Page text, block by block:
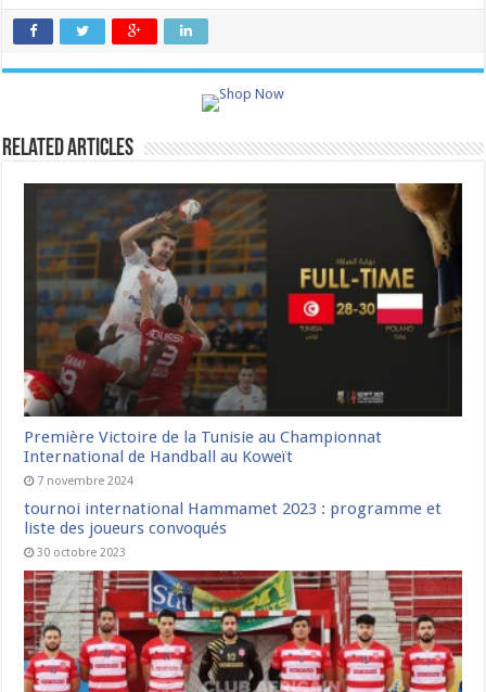
Related Articles
Première Victoire de la Tunisie au Championnat
International de Handball au Koweït
7 novembre 2024
tournoi international Hammamet 2023 : programme et
liste des joueurs convoqués
30 octobre 2023